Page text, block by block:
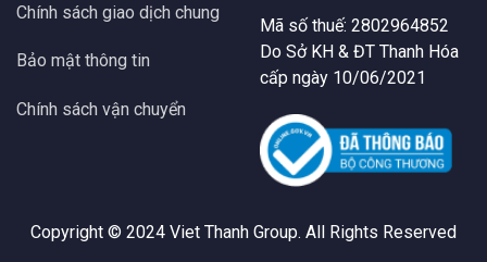
Chính sách giao dịch chung
Bảo mật thông tin
Chính sách vận chuyển
Mã số thuế: 2802964852
Do Sở KH & ĐT Thanh Hóa
cấp ngày 10/06/2021
Copyright © 2024 Viet Thanh Group. All Rights Reserved